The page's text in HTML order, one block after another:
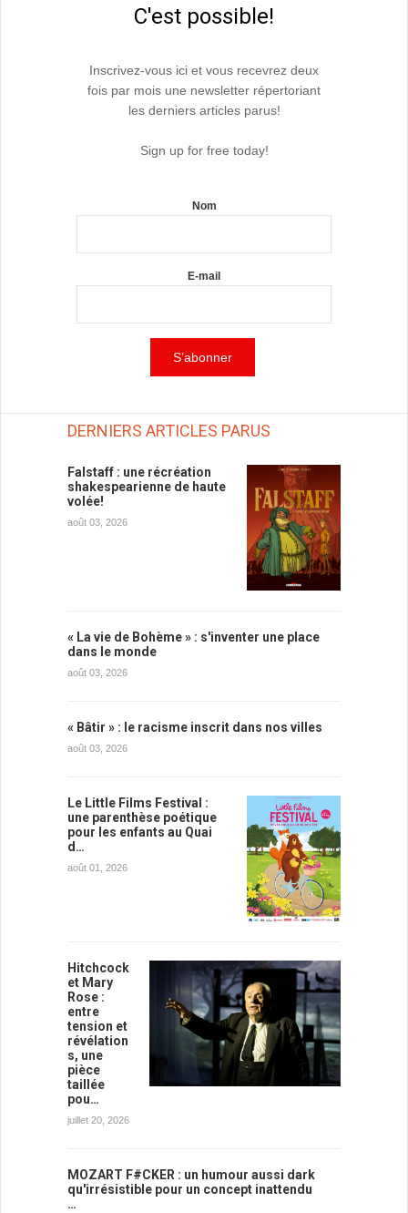
C'est possible!
Inscrivez-vous ici et vous recevrez deux
fois par mois une newsletter répertoriant
les derniers articles parus!
Sign up for free today!
Nom
E-mail
DERNIERS ARTICLES PARUS
Falstaff : une récréation
shakespearienne de haute
volée!
août 03, 2026
« La vie de Bohème » : s'inventer une place
dans le monde
août 03, 2026
« Bâtir » : le racisme inscrit dans nos villes
août 03, 2026
Le Little Films Festival :
une parenthèse poétique
pour les enfants au Quai
d…
août 01, 2026
Hitchcock
et Mary
Rose :
entre
tension et
révélation
s, une
pièce
taillée
pou…
juillet 20, 2026
MOZART F#CKER : un humour aussi dark
qu'irrésistible pour un concept inattendu
…